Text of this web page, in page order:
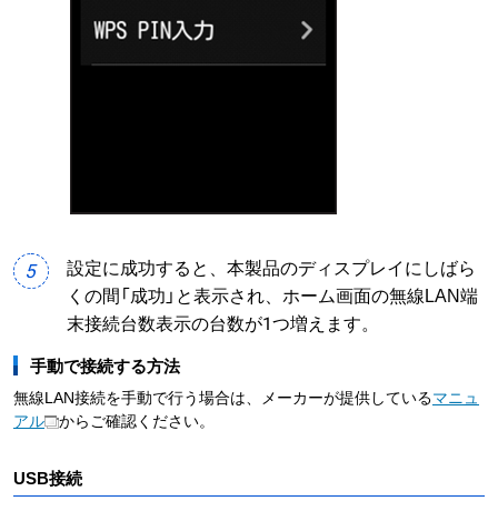
5
設定に成功すると、本製品のディスプレイにしばら
くの間「成功」と表示され、ホーム画面の無線LAN端
末接続台数表示の台数が1つ増えます。
手動で接続する方法
無線LAN接続を手動で行う場合は、メーカーが提供しているマニュ
アル
からご確認ください。
USB接続